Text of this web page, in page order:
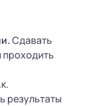
Сдавать
проходить
результаты